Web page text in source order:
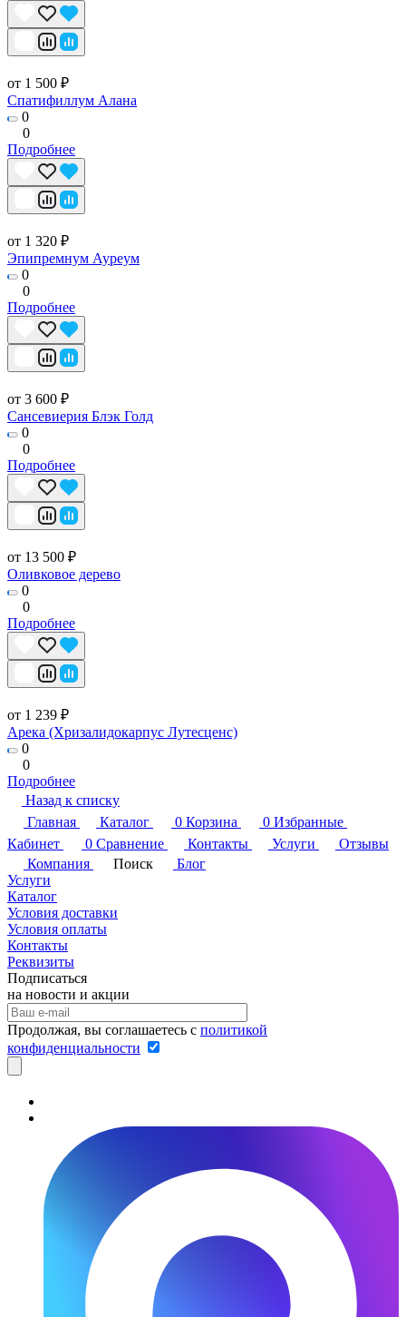
от 1 500 ₽
Спатифиллум Алана
0
0
Подробнее
от 1 320 ₽
Эпипремнум Ауреум
0
0
Подробнее
от 3 600 ₽
Сансевиерия Блэк Голд
0
0
Подробнее
от 13 500 ₽
Оливковое дерево
0
0
Подробнее
от 1 239 ₽
Арека (Хризалидокарпус Лутесценс)
0
0
Подробнее
Назад к списку
Главная
Каталог 0 Корзина 0 Избранные
Кабинет
0 Сравнение Контакты Услуги
Отзывы
Компания
Поиск
Блог
Услуги
Каталог
Условия доставки
Условия оплаты
Контакты
Реквизиты
Подписаться
на новости и акции
Продолжая, вы соглашаетесь с политикой
конфиденциальности